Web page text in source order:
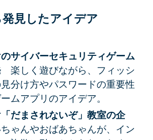
発見したアイデア
サイバーセキュリティゲーム
楽しく遊びながら、フィッシ
分け方やパスワードの重要性
ムアプリのアイデア。
だまされないぞ」教室の企
ゃんやおばあちゃんが、イン